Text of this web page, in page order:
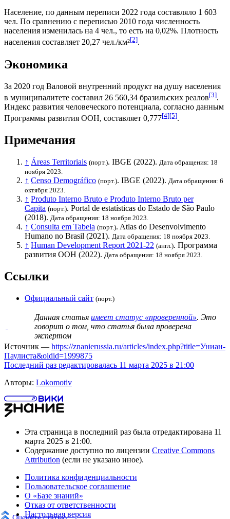
Оцените статью
Население, по данным переписи 2022 года составляло 1 603
чел. По сравнению с переписью 2010 года численность
населения изменилась на 4 чел., то есть на 0,02%. Плотность
населения составляет 20,27 чел./км²[2].
Экономика
За 2020 год Валовой внутренний продукт на душу населения
в муниципалитете составил 26 560,34 бразильских реалов[3].
Индекс развития человеческого потенциала, согласно данным
Программы развития ООН, составляет 0,777[4][5].
Примечания
↑ Áreas Territoriais (порт.). IBGE (2022). Дата обращения: 18
ноября 2023.
↑ Censo Demográfico (порт.). IBGE (2022). Дата обращения: 6
октября 2023.
↑ Produto Interno Bruto e Produto Interno Bruto per
Capita (порт.). Portal de estatísticas do Estado de São Paulo
(2018). Дата обращения: 18 ноября 2023.
↑ Consulta em Tabela (порт.). Atlas do Desenvolvimento
Humano no Brasil (2021). Дата обращения: 18 ноября 2023.
↑ Human Development Report 2021-22 (англ.). Программа
развития ООН (2022). Дата обращения: 18 ноября 2023.
Ссылки
Официальный сайт (порт.)
Данная статья имеет статус «проверенной». Это
говорит о том, что статья была проверена
экспертом
Источник — https://znanierussia.ru/articles/index.php?title=Униан-
Паулиста&oldid=1999875
Последний раз редактировалась 11 марта 2025 в 21:00
Авторы: Lokomotiv
Эта страница в последний раз была отредактирована 11
марта 2025 в 21:00.
Содержание доступно по лицензии Creative Commons
Attribution (если не указано иное).
Политика конфиденциальности
Пользовательское соглашение
О «Базе знаний»
Отказ от ответственности
Настольная версия